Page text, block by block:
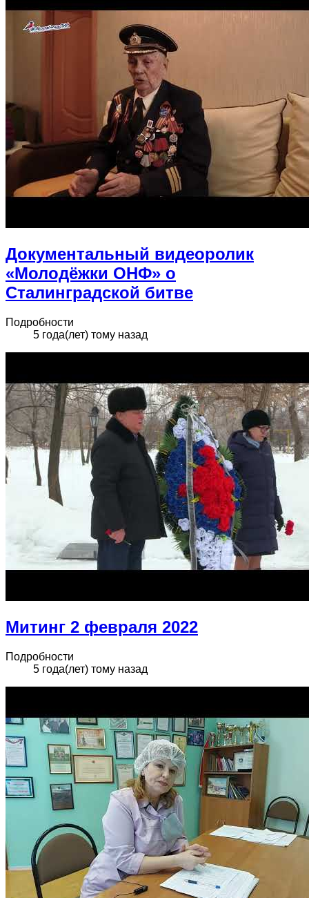
Документальный видеоролик
«Молодёжки ОНФ» о
Сталинградской битве
Подробности
5 года(лет) тому назад
Митинг 2 февраля 2022
Подробности
5 года(лет) тому назад